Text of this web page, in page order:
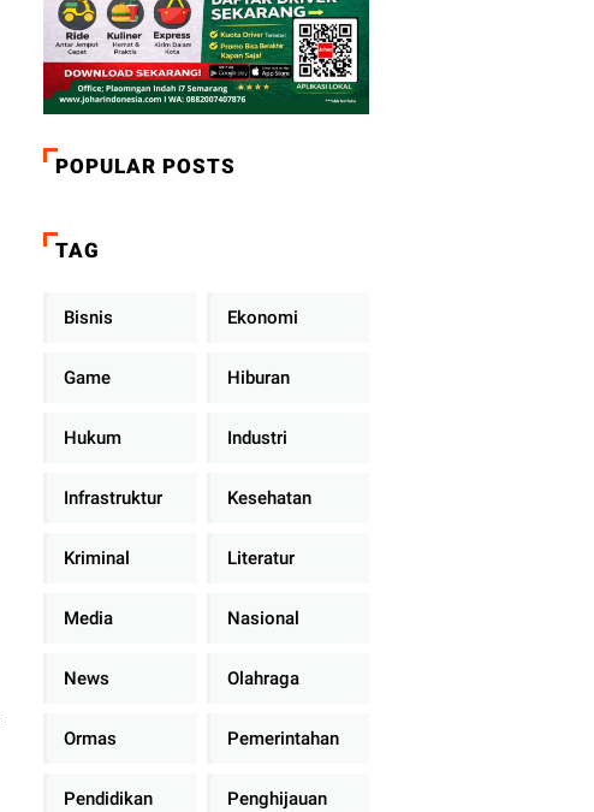
POPULAR POSTS
TAG
Bisnis Ekonomi
Game Hiburan
Hukum Industri
Infrastruktur Kesehatan
Kriminal Literatur
Media Nasional
News Olahraga
Ormas Pemerintahan
Pendidikan Penghijauan